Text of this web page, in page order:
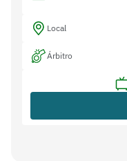
Local
Árbitro